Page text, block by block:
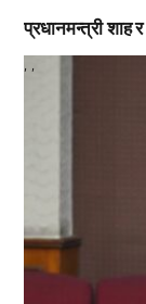
प्रधानमन्त्री शाह
, ,